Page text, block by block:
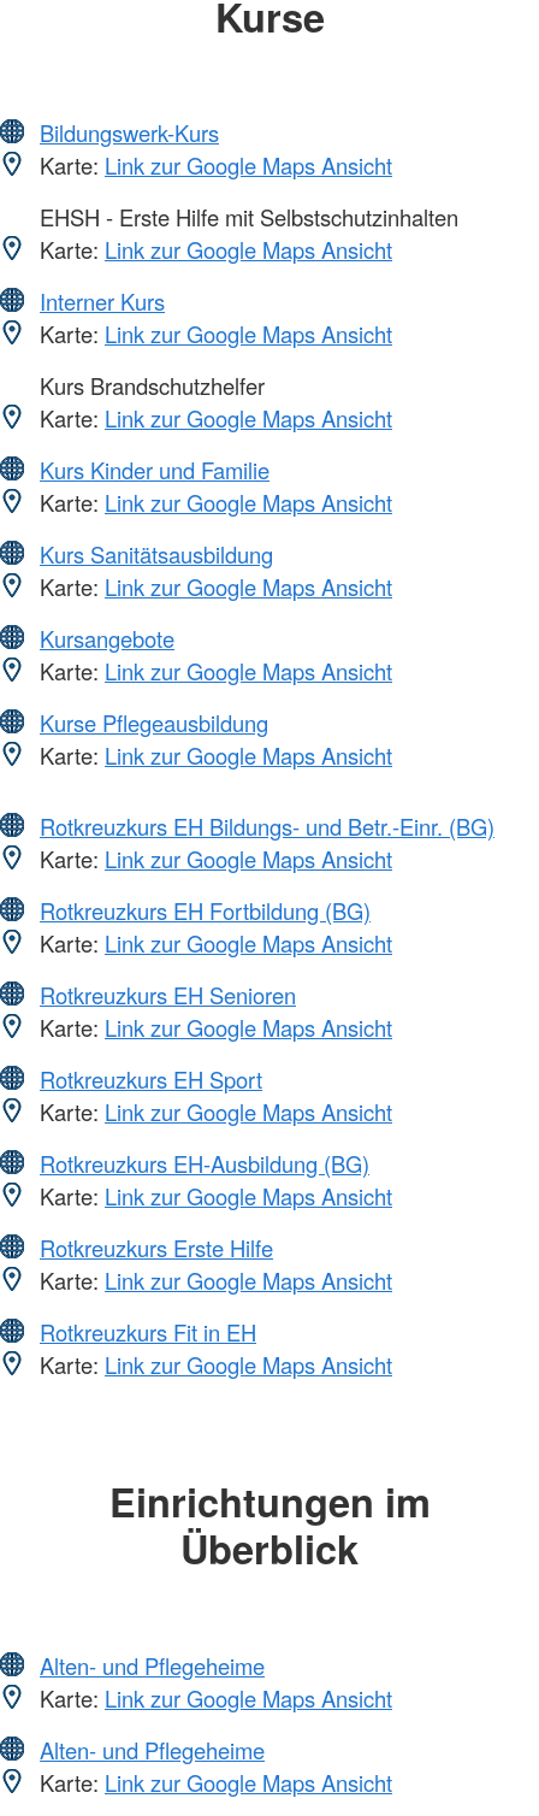
Kurse
Bildungswerk-Kurs
Karte: Link zur Google Maps Ansicht
EHSH - Erste Hilfe mit Selbstschutzinhalten
Karte: Link zur Google Maps Ansicht
Interner Kurs
Karte: Link zur Google Maps Ansicht
Kurs Brandschutzhelfer
Karte: Link zur Google Maps Ansicht
Kurs Kinder und Familie
Karte: Link zur Google Maps Ansicht
Kurs Sanitätsausbildung
Karte: Link zur Google Maps Ansicht
Kursangebote
Karte: Link zur Google Maps Ansicht
Kurse Pflegeausbildung
Karte: Link zur Google Maps Ansicht
Rotkreuzkurs EH Bildungs- und Betr.-Einr. (BG)
Karte: Link zur Google Maps Ansicht
Rotkreuzkurs EH Fortbildung (BG)
Karte: Link zur Google Maps Ansicht
Rotkreuzkurs EH Senioren
Karte: Link zur Google Maps Ansicht
Rotkreuzkurs EH Sport
Karte: Link zur Google Maps Ansicht
Rotkreuzkurs EH-Ausbildung (BG)
Karte: Link zur Google Maps Ansicht
Rotkreuzkurs Erste Hilfe
Karte: Link zur Google Maps Ansicht
Rotkreuzkurs Fit in EH
Karte: Link zur Google Maps Ansicht
Einrichtungen im
Überblick
Alten- und Pflegeheime
Karte: Link zur Google Maps Ansicht
Alten- und Pflegeheime
Karte: Link zur Google Maps Ansicht